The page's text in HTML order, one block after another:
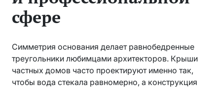
сфере
Симметрия основания делает равнобедренные
треугольники любимцами архитекторов. Крыши
частных домов часто проектируют именно так,
чтобы вода стекала равномерно, а конструкция